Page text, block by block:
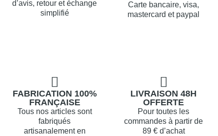
d’avis, retour et échange
simplifié
Carte bancaire, visa,
mastercard et paypal
FABRICATION 100%
FRANÇAISE
Tous nos articles sont
fabriqués
artisanalement en
LIVRAISON 48H
OFFERTE
Pour toutes les
commandes à partir de
89 € d’achat